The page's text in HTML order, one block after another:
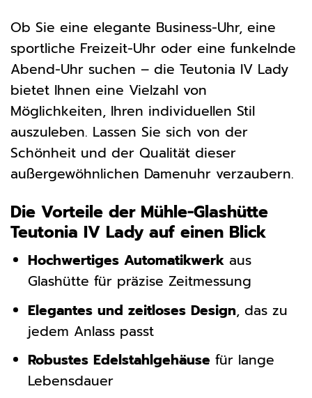
Ob Sie eine elegante Business-Uhr, eine
sportliche Freizeit-Uhr oder eine funkelnde
Abend-Uhr suchen – die Teutonia IV Lady
bietet Ihnen eine Vielzahl von
Möglichkeiten, Ihren individuellen Stil
auszuleben. Lassen Sie sich von der
Schönheit und der Qualität dieser
außergewöhnlichen Damenuhr verzaubern.
Die Vorteile der Mühle-Glashütte
Teutonia IV Lady auf einen Blick
Hochwertiges Automatikwerkaus
Glashütte für präzise Zeitmessung
Elegantes und zeitloses Design, das zu
jedem Anlass passt
Robustes Edelstahlgehäuse für lange
Lebensdauer